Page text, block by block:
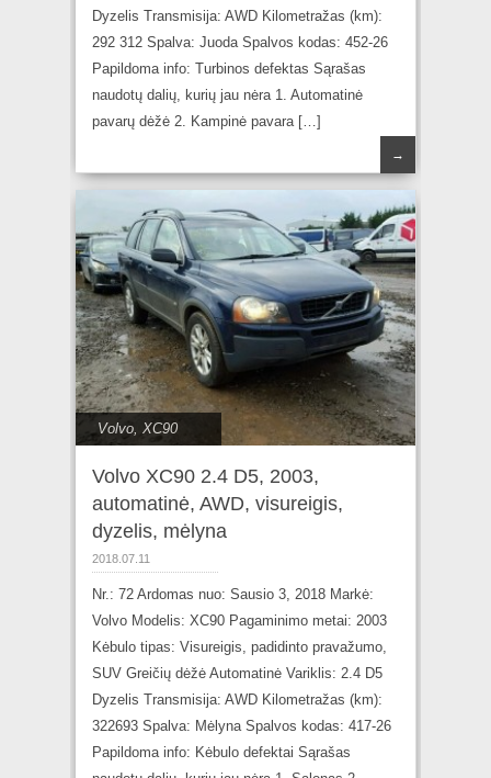
Dyzelis Transmisija: AWD Kilometražas (km):
292 312 Spalva: Juoda Spalvos kodas: 452-26
Papildoma info: Turbinos defektas Sąrašas
naudotų dalių, kurių jau nėra 1. Automatinė
pavarų dėžė 2. Kampinė pavara […]
→
Volvo XC90
Volvo XC90 2.4 D5, 2003,
automatinė, AWD, visureigis,
dyzelis, mėlyna
2018.07.11
Nr.: 72 Ardomas nuo: Sausio 3, 2018 Markė:
Volvo Modelis: XC90 Pagaminimo metai: 2003
Kėbulo tipas: Visureigis, padidinto pravažumo,
SUV Greičių dėžė Automatinė Variklis: 2.4 D5
Dyzelis Transmisija: AWD Kilometražas (km):
322693 Spalva: Mėlyna Spalvos kodas: 417-26
Papildoma info: Kėbulo defektai Sąrašas